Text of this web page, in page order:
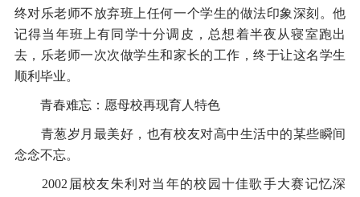
终对乐老师不放弃班上任何一个学生的做法印象深刻。他
记得当年班上有同学十分调皮，总想着半夜从寝室跑出
去，乐老师一次次做学生和家长的工作，终于让这名学生
顺利毕业。
青春难忘：愿母校再现育人特色
青葱岁月最美好，也有校友对高中生活中的某些瞬间
念念不忘。
2002届校友朱利对当年的校园十佳歌手大赛记忆深